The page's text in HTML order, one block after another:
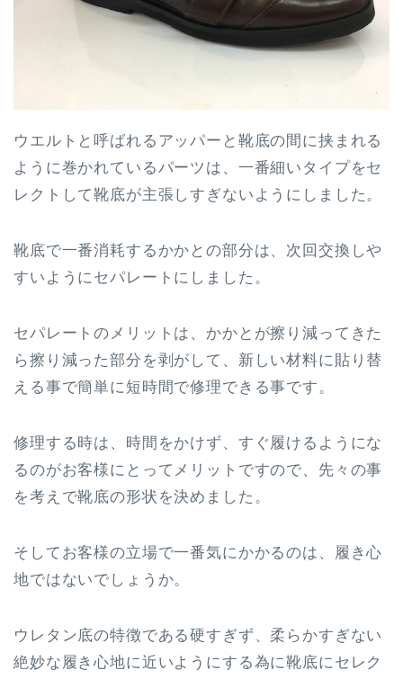
ウエルトと呼ばれるアッパーと靴底の間に挟まれる
ように巻かれているパーツは、一番細いタイプをセ
レクトして靴底が主張しすぎないようにしました。
靴底で一番消耗するかかとの部分は、次回交換しや
すいようにセパレートにしました。
セパレートのメリットは、かかとが擦り減ってきた
ら擦り減った部分を剥がして、新しい材料に貼り替
える事で簡単に短時間で修理できる事です。
修理する時は、時間をかけず、すぐ履けるようにな
るのがお客様にとってメリットですので、先々の事
を考えで靴底の形状を決めました。
そしてお客様の立場で一番気にかかるのは、履き心
地ではないでしょうか。
ウレタン底の特徴である硬すぎず、柔らかすぎない
絶妙な履き心地に近いようにする為に靴底にセレク